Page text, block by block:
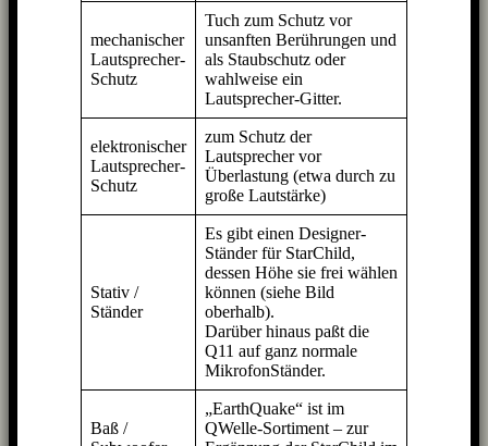
mechanischer
Lautsprecher-
Schutz
Tuch zum Schutz vor
unsanften Berührungen und
als Staubschutz oder
wahlweise ein
Lautsprecher-Gitter.
elektronischer
Lautsprecher-
Schutz
zum Schutz der
Lautsprecher vor
Überlastung (etwa durch zu
große Lautstärke)
Stativ /
Ständer
Es gibt einen Designer-
Ständer für StarChild,
dessen Höhe sie frei wählen
können (siehe Bild
oberhalb).
Darüber hinaus paßt die
Q11 auf ganz normale
MikrofonStänder.
Baß /
„EarthQuake“ ist im
QWelle-Sortiment – zur